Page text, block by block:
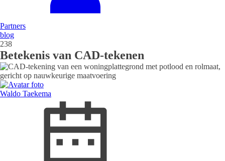
Partners
blog
238
Betekenis van CAD-tekenen
Waldo Taekema